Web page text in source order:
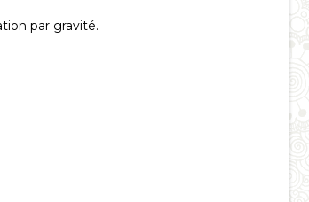
par gravité.